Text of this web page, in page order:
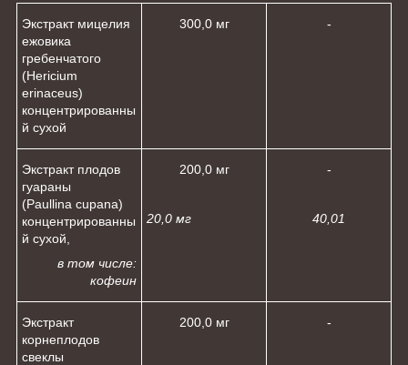
Экстракт мицелия
ежовика
гребенчатого
(Hericium
erinaceus)
концентрированны
й сухой
300,0 мг -
Экстракт плодов
гуараны
(Paullina cupana)
концентрированны
й сухой,
в том числе:
кофеин
200,0 мг
20,0 мг
-
40,01
Экстракт
корнеплодов
свеклы
200,0 мг -